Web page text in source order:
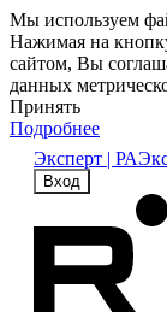
Мы используем
Нажимая на
сайтом, Вы
данных
Принять
Подробнее
Эксперт | РА
Вход